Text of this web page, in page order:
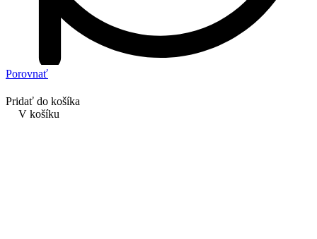
Porovnať
Pridať do košíka
V košíku